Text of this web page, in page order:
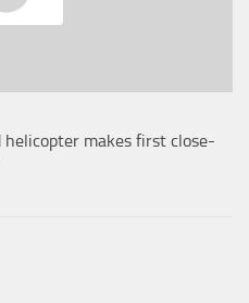
helicopter makes first close-